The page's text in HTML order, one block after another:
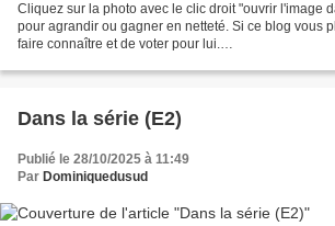
Cliquez sur la photo avec le clic droit "ouvrir l'image
pour agrandir ou gagner en netteté. Si ce blog vous
faire connaître et de voter pour lui.
Dans la série (E2)
Publié le 28/10/2025 à 11:49
Par Dominiquedusud